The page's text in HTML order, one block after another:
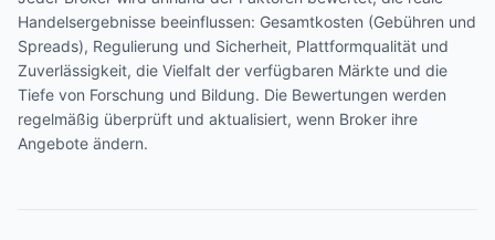
Handelsergebnisse beeinflussen: Gesamtkosten (Gebühren und
Spreads), Regulierung und Sicherheit, Plattformqualität und
Zuverlässigkeit, die Vielfalt der verfügbaren Märkte und die
Tiefe von Forschung und Bildung. Die Bewertungen werden
regelmäßig überprüft und aktualisiert, wenn Broker ihre
Angebote ändern.